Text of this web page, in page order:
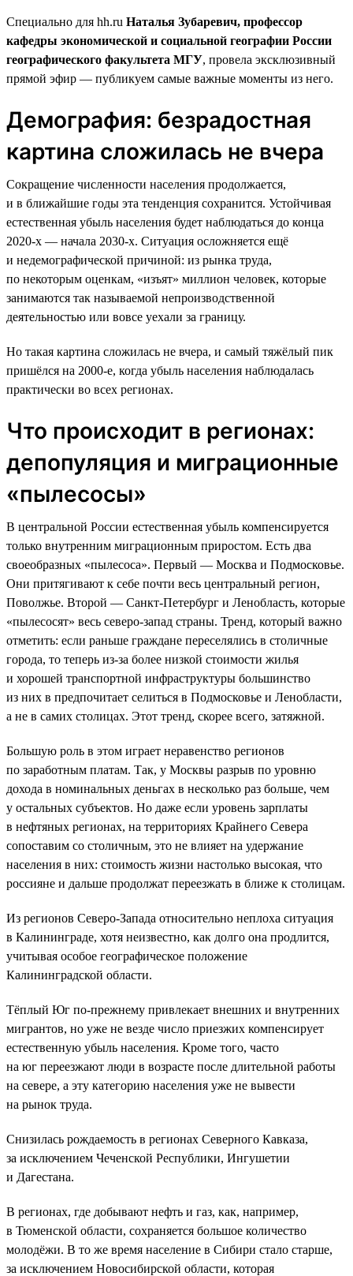
Специально для hh.ru Наталья Зубаревич, профессор
кафедры экономической и социальной географии России
географического факультета МГУ, провела эксклюзивный
прямой эфир — публикуем самые важные моменты из него.
Демография: безрадостная
картина сложилась не вчера
Сокращение численности населения продолжается,
и в ближайшие годы эта тенденция сохранится. Устойчивая
естественная убыль населения будет наблюдаться до конца
2020-х — начала 2030-х. Ситуация осложняется ещё
и недемографической причиной: из рынка труда,
по некоторым оценкам, «изъят» миллион человек, которые
занимаются так называемой непроизводственной
деятельностью или вовсе уехали за границу.
Но такая картина сложилась не вчера, и самый тяжёлый пик
пришёлся на 2000-е, когда убыль населения наблюдалась
практически во всех регионах.
Что происходит в регионах:
депопуляция и миграционные
«пылесосы»
В центральной России естественная убыль компенсируется
только внутренним миграционным приростом. Есть два
своеобразных «пылесоса». Первый — Москва и Подмосковье.
Они притягивают к себе почти весь центральный регион,
Поволжье. Второй — Санкт-Петербург и Ленобласть, которые
«пылесосят» весь северо-запад страны. Тренд, который важно
отметить: если раньше граждане переселялись в столичные
города, то теперь из-за более низкой стоимости жилья
и хорошей транспортной инфраструктуры большинство
из них в предпочитает селиться в Подмосковье и Ленобласти,
а не в самих столицах. Этот тренд, скорее всего, затяжной.
Большую роль в этом играет неравенство регионов
по заработным платам. Так, у Москвы разрыв по уровню
дохода в номинальных деньгах в несколько раз больше, чем
у остальных субъектов. Но даже если уровень зарплаты
в нефтяных регионах, на территориях Крайнего Севера
сопоставим со столичным, это не влияет на удержание
населения в них: стоимость жизни настолько высокая, что
россияне и дальше продолжат переезжать в ближе к столицам.
Из регионов Северо-Запада относительно неплоха ситуация
в Калининграде, хотя неизвестно, как долго она продлится,
учитывая особое географическое положение
Калининградской области.
Тёплый Юг по-прежнему привлекает внешних и внутренних
мигрантов, но уже не везде число приезжих компенсирует
естественную убыль населения. Кроме того, часто
на юг переезжают люди в возрасте после длительной работы
на севере, а эту категорию населения уже не вывести
на рынок труда.
Снизилась рождаемость в регионах Северного Кавказа,
за исключением Чеченской Республики, Ингушетии
и Дагестана.
В регионах, где добывают нефть и газ, как, например,
в Тюменской области, сохраняется большое количество
молодёжи. В то же время население в Сибири стало старше,
за исключением Новосибирской области, которая